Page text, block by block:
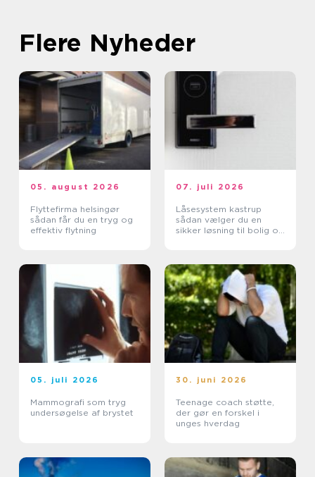
Flere Nyheder
05. august 2026
Flyttefirma helsingør
sådan får du en tryg og
effektiv flytning
07. juli 2026
Låsesystem kastrup
sådan vælger du en
sikker løsning til bolig og
05. juli 2026
Mammografi som tryg
undersøgelse af brystet
30. juni 2026
Teenage coach støtte,
der gør en forskel i
unges hverdag